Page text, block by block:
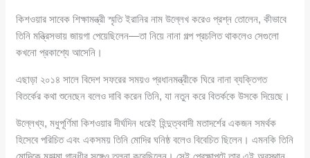
কিশওয়ার সাবেক শিক্ষামন্ত্রী স্মৃতি ইরানির নাম উল্লেখ করেও প্রশ্ন তোলেন, কীভাবে
তিনি মন্ত্রিসভায় জায়গা পেয়েছিলেন—তা নিয়ে নানা গল্প প্রচলিত থাকলেও সেগুলো
কখনো প্রকাশ্যে আসেনি।
এছাড়া ২০১৪ সালে বিদেশ সফরের সময়ও প্রধানমন্ত্রীকে ঘিরে নানা ব্যক্তিগত
বিতর্কের কথা শুনেছেন বলেও দাবি করেন তিনি, যা নতুন করে বিতর্ককে উসকে দিয়েছে।
উল্লেখ্য, মধুপূর্ণিমা কিশওয়ার দীর্ঘদিন ধরেই হিন্দুত্ববাদী মতাদর্শের একজন সমর্থক
হিসেবে পরিচিত এবং একসময় তিনি মোদির ঘনিষ্ঠ বলেও বিবেচিত ছিলেন। এমনকি তিনি